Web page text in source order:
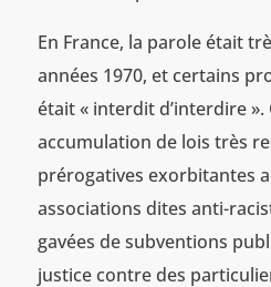
En France, la parole était
années 1970, et certains
était « interdit d’interdire ».
accumulation de lois très
prérogatives exorbitantes
associations dites anti-
gavées de subventions
justice contre des